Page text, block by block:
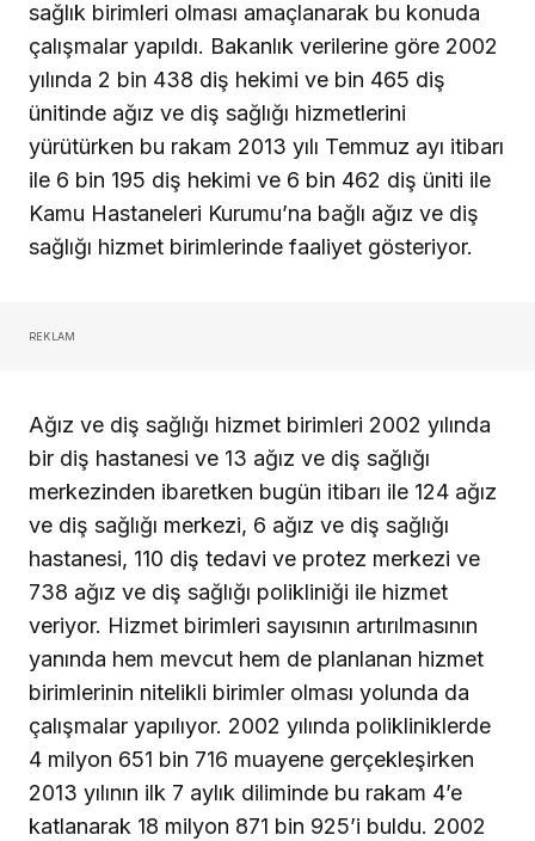
sağlık birimleri olması amaçlanarak bu konuda
çalışmalar yapıldı. Bakanlık verilerine göre 2002
yılında 2 bin 438 diş hekimi ve bin 465 diş
ünitinde ağız ve diş sağlığı hizmetlerini
yürütürken bu rakam 2013 yılı Temmuz ayı itibarı
ile 6 bin 195 diş hekimi ve 6 bin 462 diş üniti ile
Kamu Hastaneleri Kurumu’na bağlı ağız ve diş
sağlığı hizmet birimlerinde faaliyet gösteriyor.
REKLAM
Ağız ve diş sağlığı hizmet birimleri 2002 yılında
bir diş hastanesi ve 13 ağız ve diş sağlığı
merkezinden ibaretken bugün itibarı ile 124 ağız
ve diş sağlığı merkezi, 6 ağız ve diş sağlığı
hastanesi, 110 diş tedavi ve protez merkezi ve
738 ağız ve diş sağlığı polikliniği ile hizmet
veriyor. Hizmet birimleri sayısının artırılmasının
yanında hem mevcut hem de planlanan hizmet
birimlerinin nitelikli birimler olması yolunda da
çalışmalar yapılıyor. 2002 yılında polikliniklerde
4 milyon 651 bin 716 muayene gerçekleşirken
2013 yılının ilk 7 aylık diliminde bu rakam 4’e
katlanarak 18 milyon 871 bin 925’i buldu. 2002